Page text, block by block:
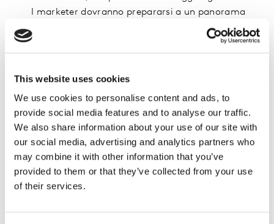
This website uses cookies
We use cookies to personalise content and ads, to
provide social media features and to analyse our traffic.
We also share information about your use of our site with
our social media, advertising and analytics partners who
may combine it with other information that you’ve
provided to them or that they’ve collected from your use
of their services.
I marketer dovranno prepararsi a un panorama
post-cookie sperimentando sistemi di targeting
basati su proxy e pubblicità contestuale. Il
sono disponibili dati consensuali di prima parte,
piattaforma non matcha con le barriere legate alla
privacy dei consumatori. Nei prossimi anni si
assisterà a miglioramenti incrementali, ma
potrebbero dover essere rivalutati sia l'ecosistema
iper-targettizzato che internet prometteva un
tempo – ora sempre più impraticabile - sia le
fuori degli ecosistemi chiusi.